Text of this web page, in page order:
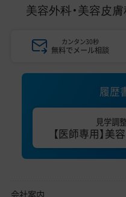
美容外科・美容皮
カンタン30秒
無料でメール相談
履歴
見学調
【医師専用】美